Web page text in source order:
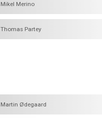
Mikel Merino
Thomas Partey
Martin Ødegaard